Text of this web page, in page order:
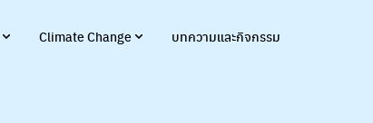
Climate Change บทความและกิจกรรม